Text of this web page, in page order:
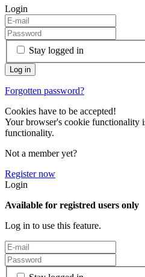
Login
Stay logged in
Forgotten password?
Cookies have to be accepted!
Your browser's cookie functionality
functionality.
Not a member yet?
Register now
Login
Available for registred users only
Log in to use this feature.